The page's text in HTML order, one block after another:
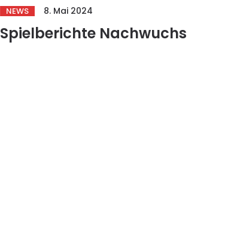
NEWS 8. Mai 2024
Spielberichte Nachwuchs